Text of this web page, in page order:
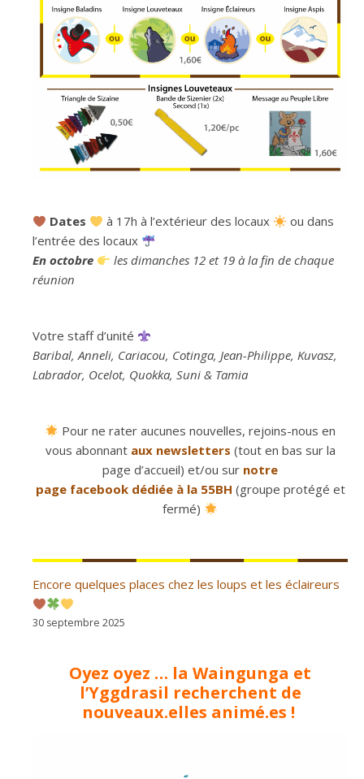
Dates à 17h à l’extérieur des locaux
ou dans
l’entrée des locaux
En octobre
les dimanches 12 et 19 à la fin de chaque
réunion
Votre staff d’unité
Baribal, Anneli, Cariacou, Cotinga, Jean-Philippe, Kuvasz,
Labrador, Ocelot, Quokka, Suni & Tamia
Pour ne rater aucunes nouvelles, rejoins-nous en
vous abonnant aux newsletters (tout en bas sur la
page d’accueil) et/ou sur notre
page facebook dédiée à la 55BH (groupe protégé et
fermé)
Encore quelques places chez les loups et les éclaireurs
30 septembre 2025
Oyez oyez … la Waingunga et
l’Yggdrasil recherchent de
nouveaux.elles animé.es !